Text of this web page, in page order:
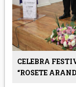
CELEBRA
“ROSETE